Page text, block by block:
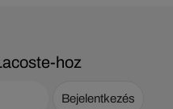
hoz
Bejelentkezés